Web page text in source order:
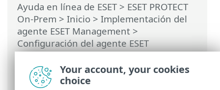
Ayuda en línea de ESET> ESET PROTECT
On-Prem > Inicio > Implementación del
agente ESET Management >
Configuración del agente ESET
Management> Crear una política para
que un agente ESET Management se
conecte al nuevo servidor ESET PROTECT
Your account, your cookies
choice